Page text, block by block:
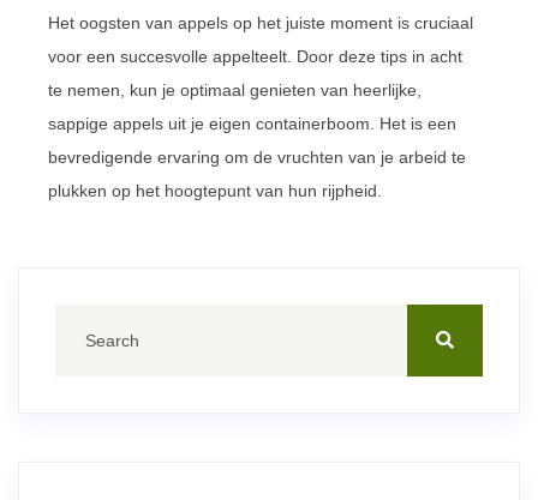
Het oogsten van appels op het juiste moment is cruciaal
voor een succesvolle appelteelt. Door deze tips in acht
te nemen, kun je optimaal genieten van heerlijke,
sappige appels uit je eigen containerboom. Het is een
bevredigende ervaring om de vruchten van je arbeid te
plukken op het hoogtepunt van hun rijpheid.